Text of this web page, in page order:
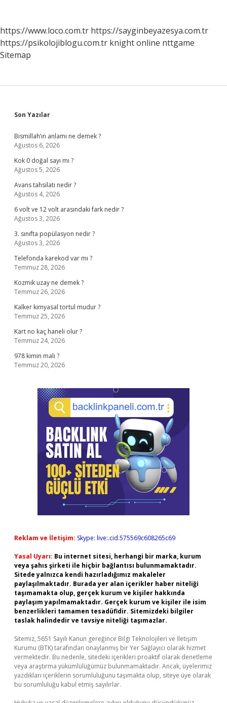
https://www.loco.com.tr https://sayginbeyazesya.com.tr
https://psikolojiblogu.com.tr knight online nttgame
Sitemap
Sidebar
Son Yazılar
Bismillah’ın anlamı ne demek ?
Ağustos 6, 2026
Kok 0 doğal sayı mı ?
Ağustos 5, 2026
Avans tahsilatı nedir ?
Ağustos 4, 2026
6 volt ve 12 volt arasındaki fark nedir ?
Ağustos 3, 2026
3. sınıfta popülasyon nedir ?
Ağustos 3, 2026
Telefonda karekod var mı ?
Temmuz 28, 2026
Kozmik uzay ne demek ?
Temmuz 26, 2026
Kalker kimyasal tortul mudur ?
Temmuz 25, 2026
Kart no kaç haneli olur ?
Temmuz 24, 2026
978 kimin malı ?
Temmuz 20, 2026
Reklam ve İletişim: Skype: live:.cid.575569c608265c69
Yasal Uyarı: Bu internet sitesi, herhangi bir marka, kurum
veya şahıs şirketi ile hiçbir bağlantısı bulunmamaktadır.
Sitede yalnızca kendi hazırladığımız makaleler
paylaşılmaktadır. Burada yer alan içerikler haber niteliği
taşımamakta olup, gerçek kurum ve kişiler hakkında
paylaşım yapılmamaktadır. Gerçek kurum ve kişiler ile isim
benzerlikleri tamamen tesadüfidir. Sitemizdeki bilgiler
taslak halindedir ve tavsiye niteliği taşımazlar.
Sitemiz, 5651 Sayılı Kanun gereğince Bilgi Teknolojileri ve İletişim
Kurumu (BTK) tarafından onaylanmış bir Yer Sağlayıcı olarak hizmet
vermektedir. Bu nedenle, sitedeki içerikleri proaktif olarak denetleme
veya araştırma yükümlülüğümüz bulunmamaktadır. Ancak, üyelerimiz
yazdıkları içeriklerin sorumluluğunu taşımakta olup, siteye üye olarak
bu sorumluluğu kabul etmiş sayılırlar.